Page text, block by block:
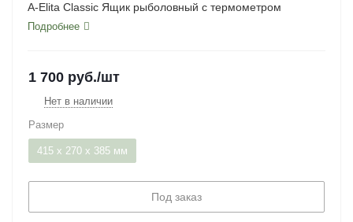
A-Elita Classic Ящик рыболовный с термометром
Подробнее
1 700 руб./шт
Нет в наличии
Размер
415 x 270 x 385 мм
Под заказ